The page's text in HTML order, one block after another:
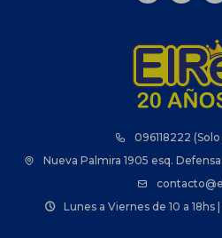
096118222
Nueva Palmira 1905 esq.
Lunes a Viernes de 10 a 18hs